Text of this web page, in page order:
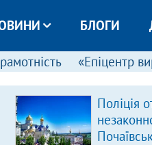
БЛОГИ
«Епіцентр
Поліція